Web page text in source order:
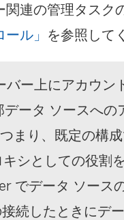
連の管理タスク
ル」 を参照して
ー上にアカウン
ータ ソースへの
まり、既定の構
シとしての役割
でデータ ソース
続したときにデ